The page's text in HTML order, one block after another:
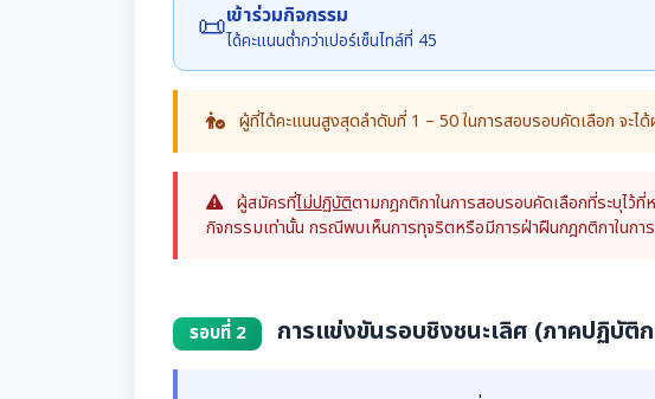
📜เข้าร่วมกิจกรรม
ได้คะแนนต่ำกว่าเปอร์เซ็นไทล์ที่ 45
ผู้ที่ได้คะแนนสูงสุดลำดับที่ 1 – 50 ในการสอบรอบคัดเลือก จะได้
ผู้สมัครที่ไม่ปฏิบัติตามกฎกติกาในการสอบรอบคัดเลือกที่ระบุไว้
กิจกรรมเท่านั้น กรณีพบเห็นการทุจริตหรือมีการฝ่าฝืนกฎกติกาในก
รอบที่ 2 การแข่งขันรอบชิงชนะเลิศ (ภาคปฏิบัติ